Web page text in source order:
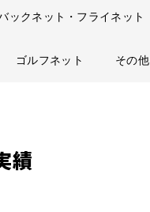
ックネット・フライネット
ゴルフネット その他
績